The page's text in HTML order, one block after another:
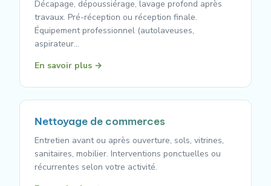
Décapage, dépoussiérage, lavage profond après
travaux. Pré-réception ou réception finale.
Équipement professionnel (autolaveuses,
aspirateur…
En savoir plus →
Nettoyage de commerces
Entretien avant ou après ouverture, sols, vitrines,
sanitaires, mobilier. Interventions ponctuelles ou
récurrentes selon votre activité.